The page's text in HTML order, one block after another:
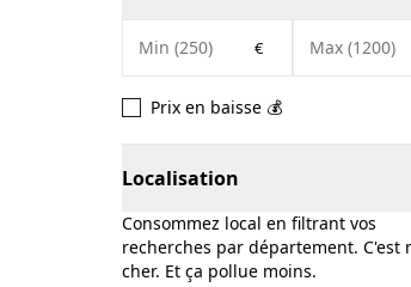
€
Prix en baisse 💰
Localisation
Consommez local en filtrant vos
recherches par département. C'est
cher. Et ça pollue moins.